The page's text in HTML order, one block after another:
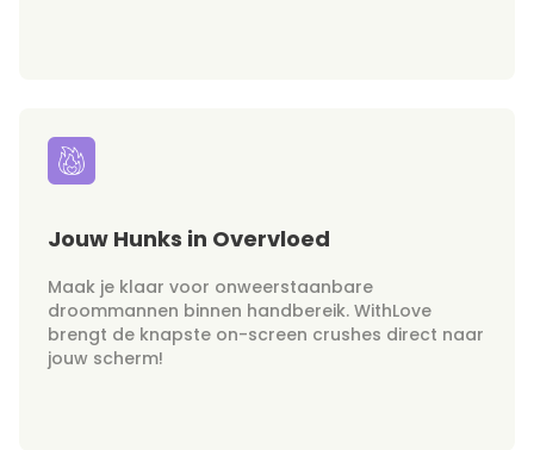
Jouw Hunks in Overvloed
Maak je klaar voor onweerstaanbare
droommannen binnen handbereik. WithLove
brengt de knapste on-screen crushes direct naar
jouw scherm!